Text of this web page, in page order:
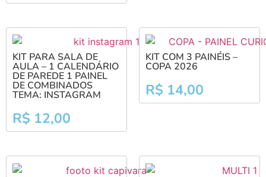
KIT PARA SALA DE
AULA – 1 CALENDÁRIO
DE PAREDE 1 PAINEL
DE COMBINADOS
TEMA: INSTAGRAM
R$ 12,00
KIT COM 3 PAINÉIS –
COPA 2026
R$ 14,00